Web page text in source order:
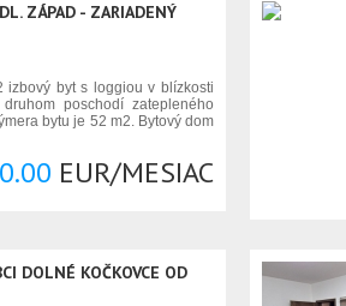
ZÁPAD - ZARIADENÝ
izbový byt s loggiou v blízkosti
poschodí zatepleného
bytu je 52 m2. Bytový dom
EUR/MESIAC
DOLNÉ KOČKOVCE OD